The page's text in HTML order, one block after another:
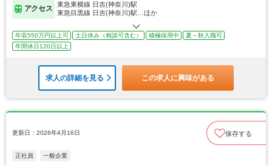
アクセス
東急東横線 日吉(神奈川)駅
東急目黒線 日吉(神奈川)駅…ほか
年収550万円以上可 土日休み（相談可含む） 積極採用中
夏～秋入職可
年間休日120日以上
求人の詳細を見る この求人に興味がある
更新日：2026年4月16日 保存する
正社員 一般企業